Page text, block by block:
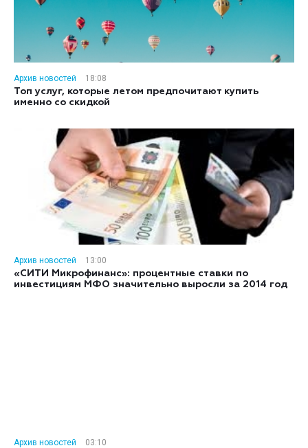
Архив новостей
18:08
Топ услуг, которые летом предпочитают купить
именно со скидкой
Архив новостей
13:00
«СИТИ Микрофинанс»: процентные ставки по
инвестициям МФО значительно выросли за 2014 год
Архив новостей
03:10